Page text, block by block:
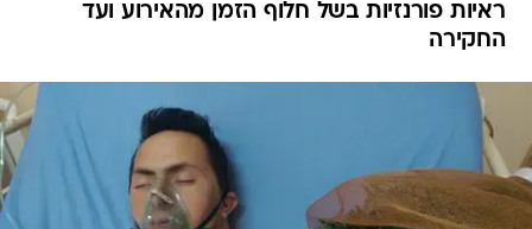
ראיות פורנזיות בשל חלוף הזמן מהאירוע ועד
החקירה